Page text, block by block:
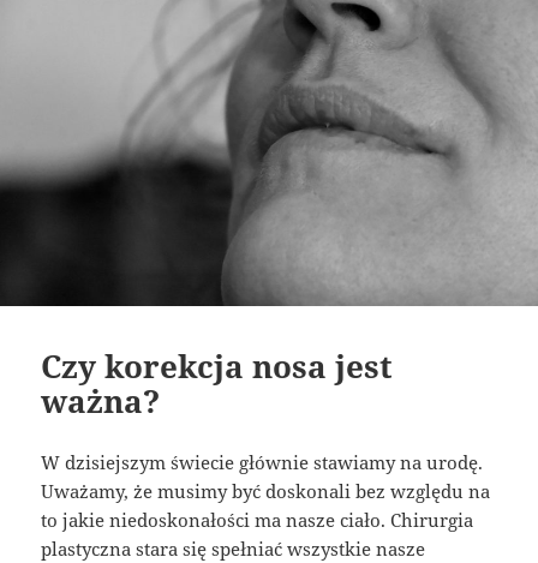
Czy korekcja nosa jest
ważna?
W dzisiejszym świecie głównie stawiamy na urodę.
Uważamy, że musimy być doskonali bez względu na
to jakie niedoskonałości ma nasze ciało. Chirurgia
plastyczna stara się spełniać wszystkie nasze